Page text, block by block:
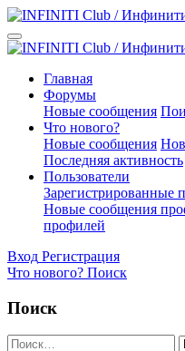
Главная
Форумы
Новые сообщения
Что нового?
Новые сообщения
Последняя активность
Пользователи
Зарегистрированные
Новые сообщения
профилей
Вход Регистрация
Что нового? Поиск
Поиск